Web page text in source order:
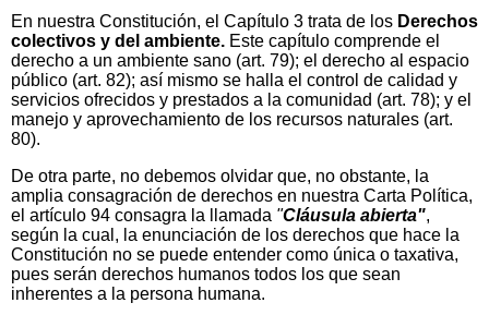
En nuestra Constitución, el Capítulo 3 trata de los Derechos
colectivos y del ambiente. Este capítulo comprende el
derecho a un ambiente sano (art. 79); el derecho al espacio
público (art. 82); así mismo se halla el control de calidad y
servicios ofrecidos y prestados a la comunidad (art. 78); y el
manejo y aprovechamiento de los recursos naturales (art.
80).
De otra parte, no debemos olvidar que, no obstante, la
amplia consagración de derechos en nuestra Carta Política,
el artículo 94 consagra la llamada "Cláusula abierta",
según la cual, la enunciación de los derechos que hace la
Constitución no se puede entender como única o taxativa,
pues serán derechos humanos todos los que sean
inherentes a la persona humana.